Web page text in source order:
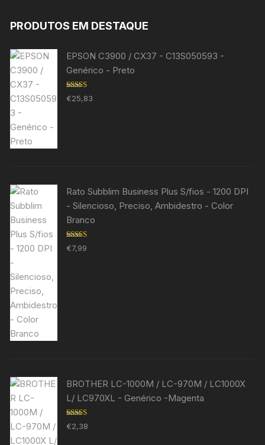
PRODUTOS EM DESTAQUE
EPSON C3900 / CX37 - C13S050593 -
Genérico - Preto
Avaliação
5.00de 5
€25,83
Rato Subblim Business Plus S/fios - 1200 DPI
- Silencioso, Preciso, Ambidestro - Color
Branco
Avaliação
5.00de 5
€7,99
BROTHER LC-1000M / LC-970M / LC1000X
L/ LC970XL - Genérico -Magenta
Avaliação
5.00de 5
€2,38